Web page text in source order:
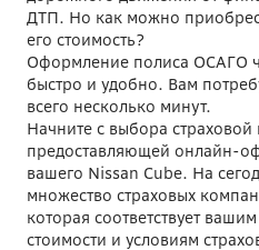
ДТП. Но как можно
его стоимость?
Оформление полиса ОСАГО
быстро и удобно. Вам
всего несколько минут.
Начните с выбора
предоставляющей онлайн-
вашего Nissan Cube. На
множество страховых
которая соответствует
стоимости и условиям